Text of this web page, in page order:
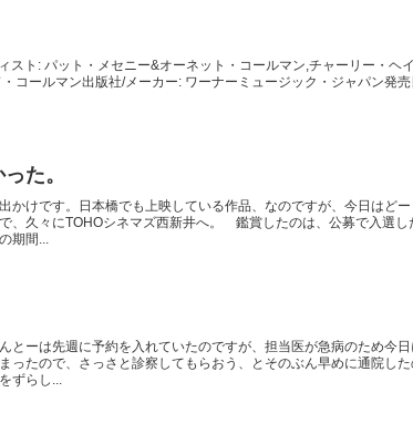
スト: パット・メセニー&オーネット・コールマン,チャーリー・ヘ
コールマン出版社/メーカー: ワーナーミュージック・ジャパン発売
た。
かけです。日本橋でも上映している作品、なのですが、今日はどー
、久々にTOHOシネマズ西新井へ。 鑑賞したのは、公募で入選し
期間...
とーは先週に予約を入れていたのですが、担当医が急病のため今日
たので、さっさと診察してもらおう、とそのぶん早めに通院し
ずらし...